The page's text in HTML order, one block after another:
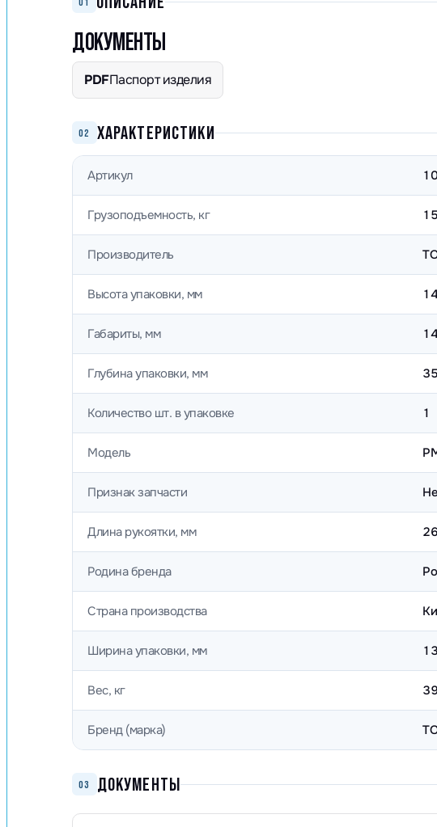
ДОКУМЕНТЫ
PDFПаспорт изделия
02 ХАРАКТЕРИСТИКИ
Артикул
Грузоподъемность, кг
Производитель
Высота упаковки, мм
Габариты, мм
Глубина упаковки, мм
Количество шт. в упаковке 1
Модель
Признак запчасти
Длина рукоятки, мм
Родина бренда
Страна производства
Ширина упаковки, мм
Вес, кг
Бренд (марка)
03 ДОКУМЕНТЫ